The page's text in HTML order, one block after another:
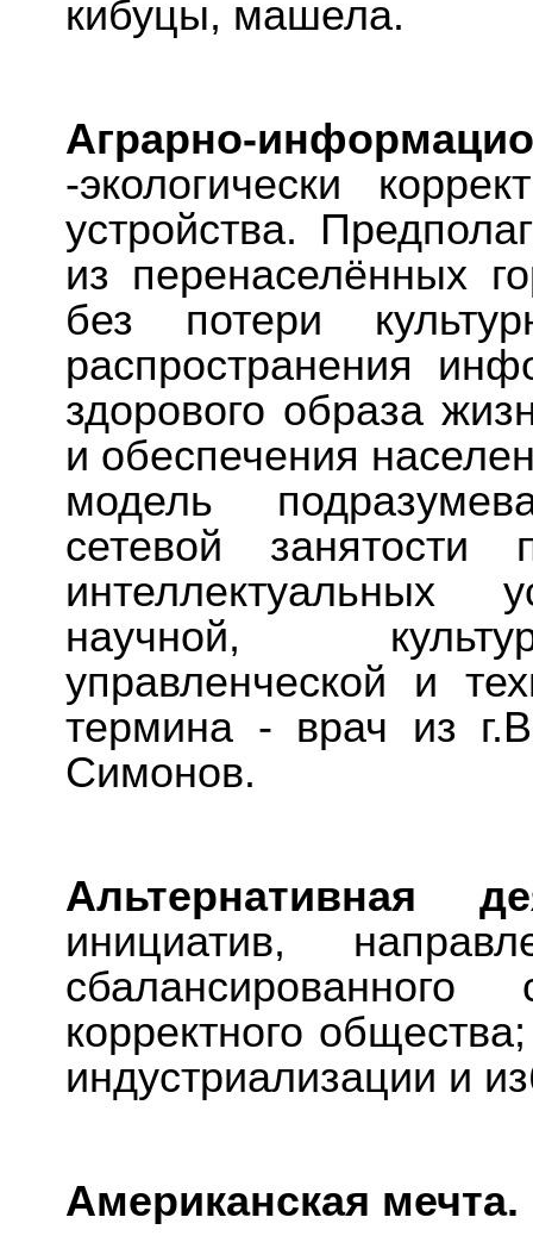
кибуцы, машела.
Аграрно-
-экологически
устройства.
из перенаселённых
без потери
распространения
здорового образа
и обеспечения
модель
сетевой занятости
научной,
управленческой и
термина - врач из
Симонов.
Альтернативная
инициатив,
корректного
индустриализации и
Американская мечта.